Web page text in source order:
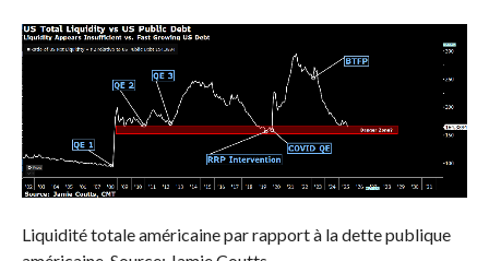
Liquidité totale américaine par rapport à la dette publique